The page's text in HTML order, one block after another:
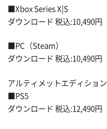
■Xbox Series X|S
ダウンロード 税込:10,490円
■PC（Steam）
ダウンロード 税込:10,490円
アルティメットエディション
■PS5
ダウンロード 税込:12,490円